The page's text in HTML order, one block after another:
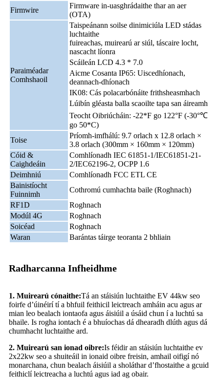
Firmwire
Firmware in-uasghrádaithe thar an aer
(OTA)
Paraiméadar
Comhshaoil
Taispeánann soilse dinimiciúla LED stádas
luchtaithe
fuireachas, muirearú ar siúl, táscaire locht,
nascacht líonra
Scáileán LCD 4.3 * 7.0
Aicme Cosanta IP65: Uiscedhíonach,
deannach-dhíonach
IK08: Cás polacarbónáite frithsheasmhach
Lúibín gléasta balla scaoilte tapa san áireamh
Teocht Oibriúcháin: -22*F go 122°F (-30°℃
go 50*C)
Toise
Príomh-imfhálú: 9.7 orlach x 12.8 orlach ×
3.8 orlach (300mm × 160mm × 120mm)
Cóid &
Caighdeáin
Comhlíonadh IEC 61851-1/IEC61851-21-
2/IEC62196-2, OCPP 1.6
Deimhniú
Comhlíonadh FCC ETL CE
Bainistíocht
Fuinnimh
Cothromú cumhachta baile (Roghnach)
RF1D
Roghnach
Modúl 4G
Roghnach
Soicéad
Roghnach
Waran
Barántas táirge teoranta 2 bhliain
Radharcanna Infheidhme
1. Muirearú cónaithe:Tá an stáisiún luchtaithe EV 44kw seo
foirfe d’úinéirí tí a bhfuil feithicil leictreach amháin acu agus ar
mian leo bealach iontaofa agus áisiúil a úsáid chun í a luchtú sa
bhaile. Is rogha iontach é a bhuíochas dá dhearadh dlúth agus dá
chumhacht luchtaithe ard.
2. Muirearú san ionad oibre:Is féidir an stáisiún luchtaithe ev
2x22kw seo a shuiteáil in ionaid oibre freisin, amhail oifigí nó
monarchana, chun bealach áisiúil a sholáthar d’fhostaithe a gcuid
feithiclí leictreacha a luchtú agus iad ag obair.